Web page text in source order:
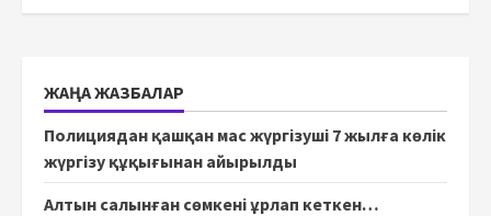
ЖАҢА ЖАЗБАЛАР
Полициядан қашқан мас жүргізуші 7 жылға көлік
жүргізу құқығынан айырылды
Алтын салынған сөмкені ұрлап кеткен…